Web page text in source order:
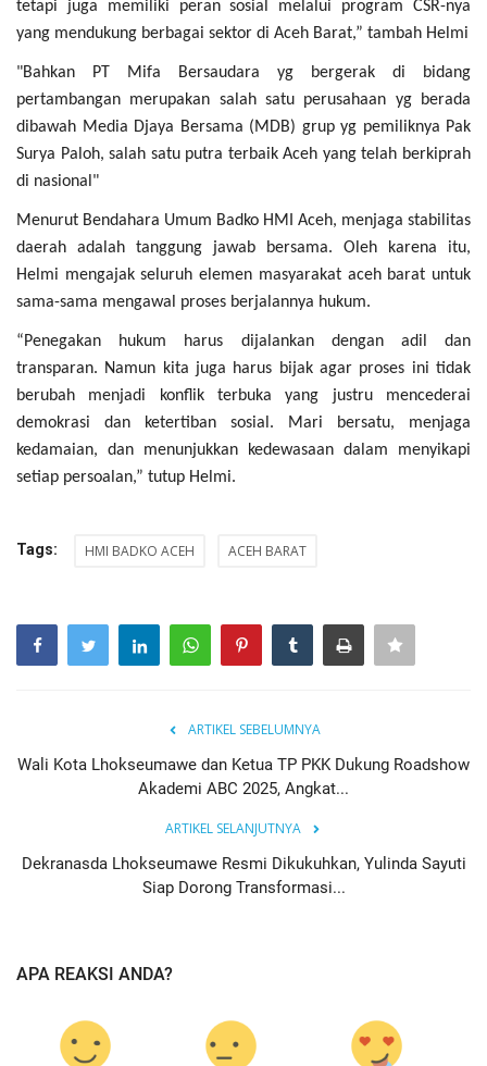
tetapi juga memiliki peran sosial melalui program CSR-nya
yang mendukung berbagai sektor di Aceh Barat,” tambah Helmi
"Bahkan PT Mifa Bersaudara yg bergerak di bidang
pertambangan merupakan salah satu perusahaan yg berada
dibawah Media Djaya Bersama (MDB) grup yg pemiliknya Pak
Surya Paloh, salah satu putra terbaik Aceh yang telah berkiprah
di nasional"
Menurut Bendahara Umum Badko HMI Aceh, menjaga stabilitas
daerah adalah tanggung jawab bersama. Oleh karena itu,
Helmi mengajak seluruh elemen masyarakat aceh barat untuk
sama-sama mengawal proses berjalannya hukum.
“Penegakan hukum harus dijalankan dengan adil dan
transparan. Namun kita juga harus bijak agar proses ini tidak
berubah menjadi konflik terbuka yang justru mencederai
demokrasi dan ketertiban sosial. Mari bersatu, menjaga
kedamaian, dan menunjukkan kedewasaan dalam menyikapi
setiap persoalan,” tutup Helmi.
Tags: HMI BADKO ACEH ACEH BARAT
ARTIKEL SEBELUMNYA
Wali Kota Lhokseumawe dan Ketua TP PKK Dukung Roadshow
Akademi ABC 2025, Angkat...
ARTIKEL SELANJUTNYA
Dekranasda Lhokseumawe Resmi Dikukuhkan, Yulinda Sayuti
Siap Dorong Transformasi...
APA REAKSI ANDA?